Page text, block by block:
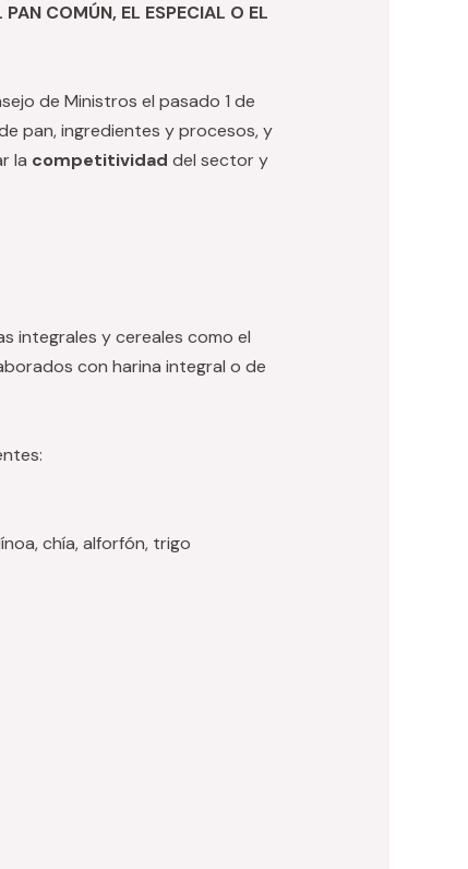
COMÚN, EL ESPECIAL O EL
de Ministros el pasado 1 de
pan, ingredientes y procesos, y
la competitividad del sector y
integrales y cereales como el
con harina integral o de
chía, alforfón, trigo